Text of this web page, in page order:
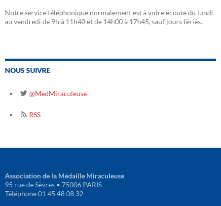
Notre service téléphonique normalement est à votre écoute du lundi
au vendredi de 9h à 11h40 et de 14h00 à 17h45, sauf jours fériés.
NOUS SUIVRE
@MedMiraculeuse
RSS
Association de la Médaille Miraculeuse
95 rue de Sèvres • 75006 PARIS
Téléphone 01 45 48 08 32